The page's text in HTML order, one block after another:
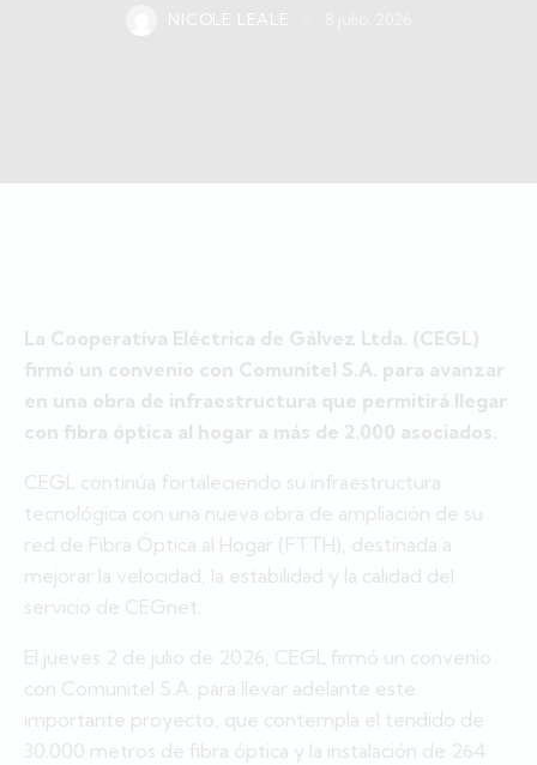
NICOLE LEALE
La Cooperativa Eléctrica de Gálvez Ltda.​ (CEGL)
firmó un convenio con Comunitel S.A. para avanzar
en una obra de infraestructura que permitirá llegar
con fibra óptica al hogar a más de 2.000 asociados.
CEGL continúa fortaleciendo su infraestructura
tecnológica con una nueva obra de ampliación de su
red de Fibra Óptica al Hogar (FTTH), destinada a
mejorar la velocidad, la estabilidad y la calidad del
servicio de CEGnet.
El jueves 2 de julio de 2026, CEGL firmó un convenio
con Comunitel S.A. para llevar adelante este
importante proyecto, que contempla el tendido de
30.000 metros de fibra óptica y la instalación de 264